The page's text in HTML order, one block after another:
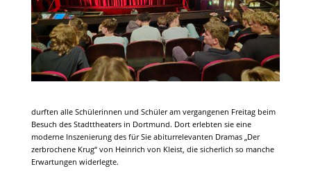
durften alle Schülerinnen und Schüler am vergangenen Freitag beim
Besuch des Stadttheaters in Dortmund. Dort erlebten sie eine
moderne Inszenierung des für Sie abiturrelevanten Dramas „Der
zerbrochene Krug“ von Heinrich von Kleist, die sicherlich so manche
Erwartungen widerlegte.